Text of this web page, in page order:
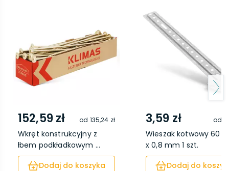
152,59 zł od 135,24 zł
Wkręt konstrukcyjny z
łbem podkładkowym ...
Dodaj do koszyka
3,59 zł od
Wieszak kotwowy 60 x
x 0,8 mm 1 szt.
Dodaj do